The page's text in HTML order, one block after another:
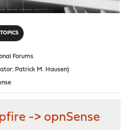
Forums
Patrick M. Hausen)
-> opnSense